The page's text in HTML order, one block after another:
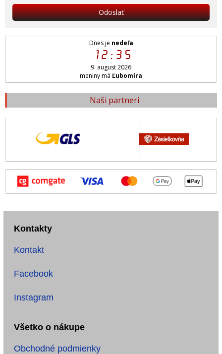
Odoslať
Dnes je nedeľa
12:35
9. august 2026
meniny má Ľubomíra
Naši partneri
Kontakty
Kontakt
Facebook
Instagram
Všetko o nákupe
Obchodné podmienky